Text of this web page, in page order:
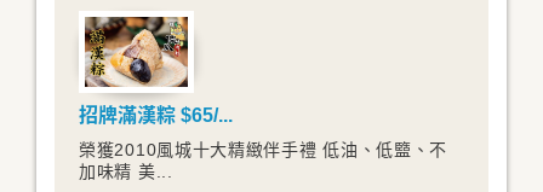
招牌滿漢粽 $65/...
榮獲2010風城十大精緻伴手禮 低油、低盬、不
加味精 美...